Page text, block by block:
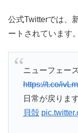
公式Twitterでは、
ートされています。
ニューフェー
https://t.co/
日常が戻り
貝殻